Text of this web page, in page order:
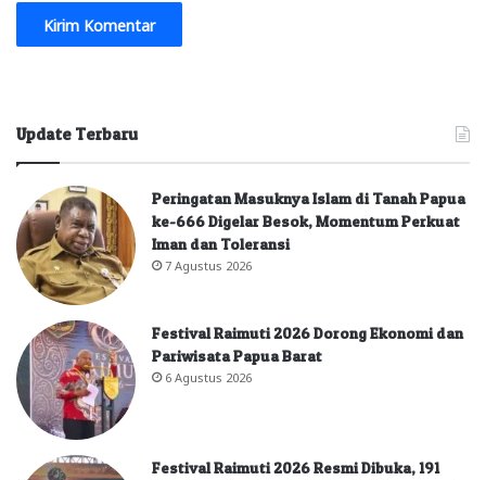
Update Terbaru
Peringatan Masuknya Islam di Tanah Papua
ke-666 Digelar Besok, Momentum Perkuat
Iman dan Toleransi
7 Agustus 2026
Festival Raimuti 2026 Dorong Ekonomi dan
Pariwisata Papua Barat
6 Agustus 2026
Festival Raimuti 2026 Resmi Dibuka, 191